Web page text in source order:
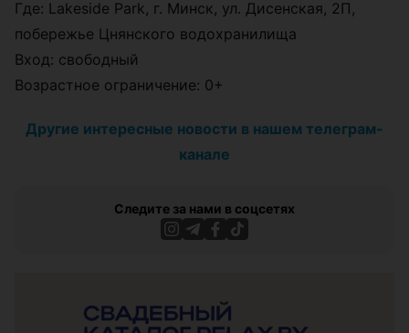
Где: Lakeside Park, г. Минск, ул. Дисенская, 2П,
побережье Цнянского водохранилища
Вход: свободный
Возрастное ограничение: 0+
Другие интересные новости в нашем телеграм-
канале
Следите за нами в соцсетях